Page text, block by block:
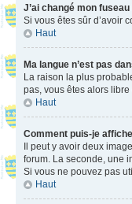
J’ai changé mon
Si vous êtes sûr d’avoir
Haut
Ma langue n’est pas
La raison la plus
pas, vous êtes alors
Haut
Comment puis-je
Il peut y avoir deux
forum. La seconde, une
Si vous ne pouvez pas
Haut